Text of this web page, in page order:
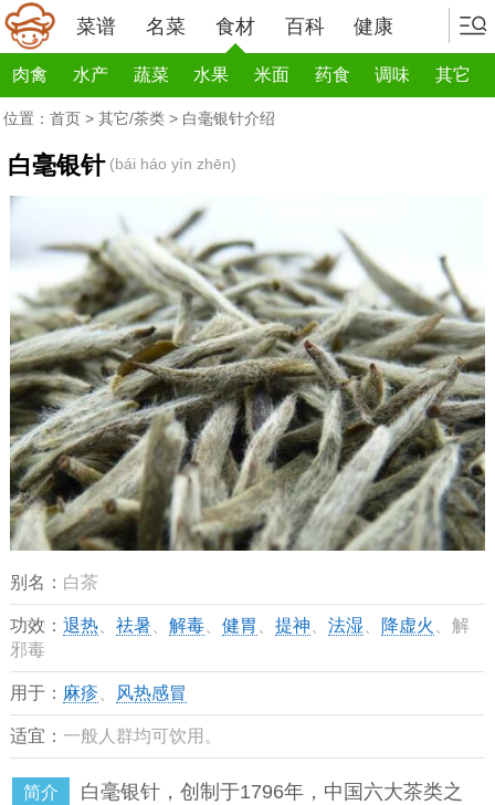
菜谱 名菜 食材 百科 健康
肉禽 水产 蔬菜 水果 米面 药食 调味 其它
位置： 首页 > 其它/茶类 > 白毫银针介绍
白毫银针(bái háo yín zhēn)
别名： 白茶
功效： 退热、 祛暑、 解毒、 健胃 提神 法湿 降虚火
、解
邪毒
用于： 麻疹 风热感冒
适宜： 一般人群均可饮用。
简介
白毫银针，创制于1796年，中国六大茶类之